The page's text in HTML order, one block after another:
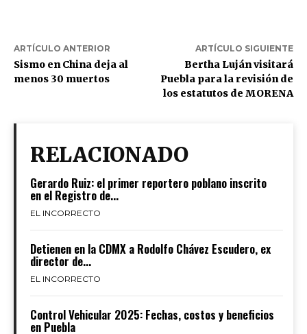
ARTÍCULO ANTERIOR
Sismo en China deja al
menos 30 muertos
ARTÍCULO SIGUIENTE
Bertha Luján visitará
Puebla para la revisión de
los estatutos de MORENA
RELACIONADO
Gerardo Ruiz: el primer reportero poblano inscrito
en el Registro de...
EL INCORRECTO
Detienen en la CDMX a Rodolfo Chávez Escudero, ex
director de...
EL INCORRECTO
Control Vehicular 2025: Fechas, costos y beneficios
en Puebla